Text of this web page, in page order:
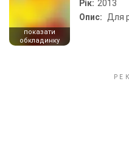
показати
обкладинку
Рік: 2013
Опис:
Для